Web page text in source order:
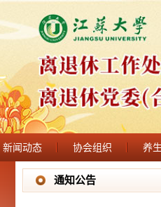
新闻动态 协会组织 养
通知公告